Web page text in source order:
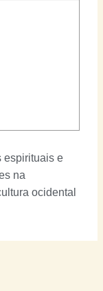
espirituais e
na
ocidental